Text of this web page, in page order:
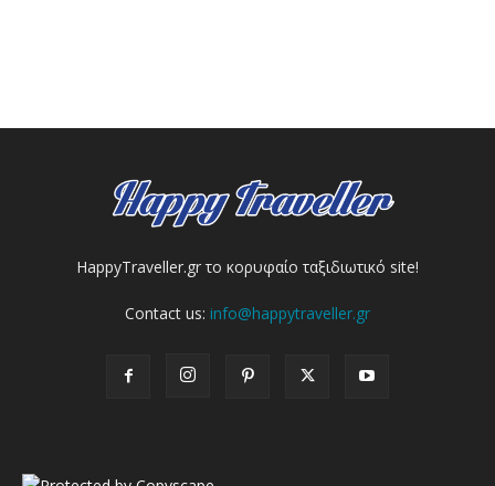
HappyTraveller.gr το κορυφαίο ταξιδιωτικό site!
Contact us: info@happytraveller.gr